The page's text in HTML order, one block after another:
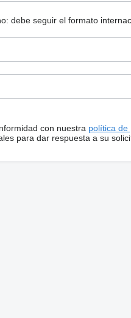
debe seguir el formato
con nuestra política de
para dar respuesta a su